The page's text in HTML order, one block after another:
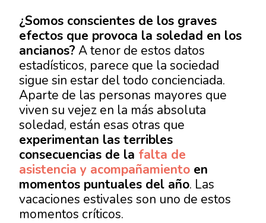
¿Somos conscientes de los graves
efectos que provoca la soledad en los
ancianos? A tenor de estos datos
estadísticos, parece que la sociedad
sigue sin estar del todo concienciada.
Aparte de las personas mayores que
viven su vejez en la más absoluta
soledad, están esas otras que
experimentan las terribles
consecuencias de la falta de
asistencia y acompañamiento en
momentos puntuales del año. Las
vacaciones estivales son uno de estos
momentos críticos.